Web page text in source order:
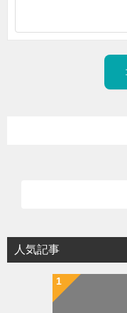
人気記事